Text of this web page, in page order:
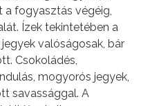
a fogyasztás végéig,
Ízek tekintetében a
valóságosak, bár
Csokoládés,
mogyorós jegyek,
savassággal. A